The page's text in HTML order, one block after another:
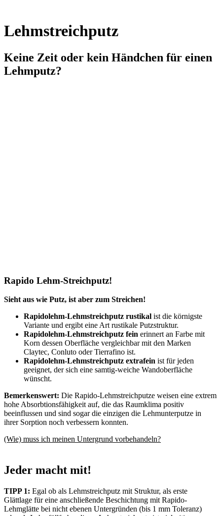
Lehmstreichputz
Keine Zeit oder kein Händchen für einen
Lehmputz?
Rapido Lehm-Streichputz!
Sieht aus wie Putz, ist aber zum Streichen!
Rapidolehm-Lehmstreichputz rustikal ist die körnigste
Variante und ergibt eine Art rustikale Putzstruktur.
Rapidolehm-Lehmstreichputz fein erinnert an Farbe mit
Korn dessen Oberfläche vergleichbar mit den Marken
Claytec, Conluto oder Tierrafino ist.
Rapidolehm-Lehmstreichputz extrafein ist für jeden
geeignet, der sich eine samtig-weiche Wandoberfläche
wünscht.
Bemerkenswert: Die Rapido-Lehmstreichputze weisen eine extrem
hohe Absorbtionsfähigkeit auf, die das Raumklima positiv
beeinflussen und sind sogar die einzigen die Lehmunterputze in
ihrer Sorption noch verbessern konnten.
(Wie) muss ich meinen Untergrund vorbehandeln?
Jeder macht mit!
TIPP 1: Egal ob als Lehmstreichputz mit Struktur, als erste
Glättlage für eine anschließende Beschichtung mit Rapido-
Lehmglätte bei nicht ebenen Untergründen (bis 1 mm Toleranz)